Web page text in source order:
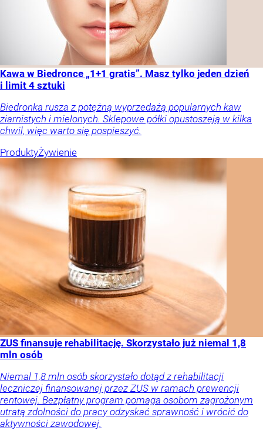
Kawa w Biedronce „1+1 gratis”. Masz tylko jeden dzień
i limit 4 sztuki
Biedronka rusza z potężną wyprzedażą popularnych kaw
ziarnistych i mielonych. Sklepowe półki opustoszeją w kilka
chwil, więc warto się pospieszyć.
ProduktyŻywienie
ZUS finansuje rehabilitację. Skorzystało już niemal 1,8
mln osób
Niemal 1,8 mln osób skorzystało dotąd z rehabilitacji
leczniczej finansowanej przez ZUS w ramach prewencji
rentowej. Bezpłatny program pomaga osobom zagrożonym
utratą zdolności do pracy odzyskać sprawność i wrócić do
aktywności zawodowej.